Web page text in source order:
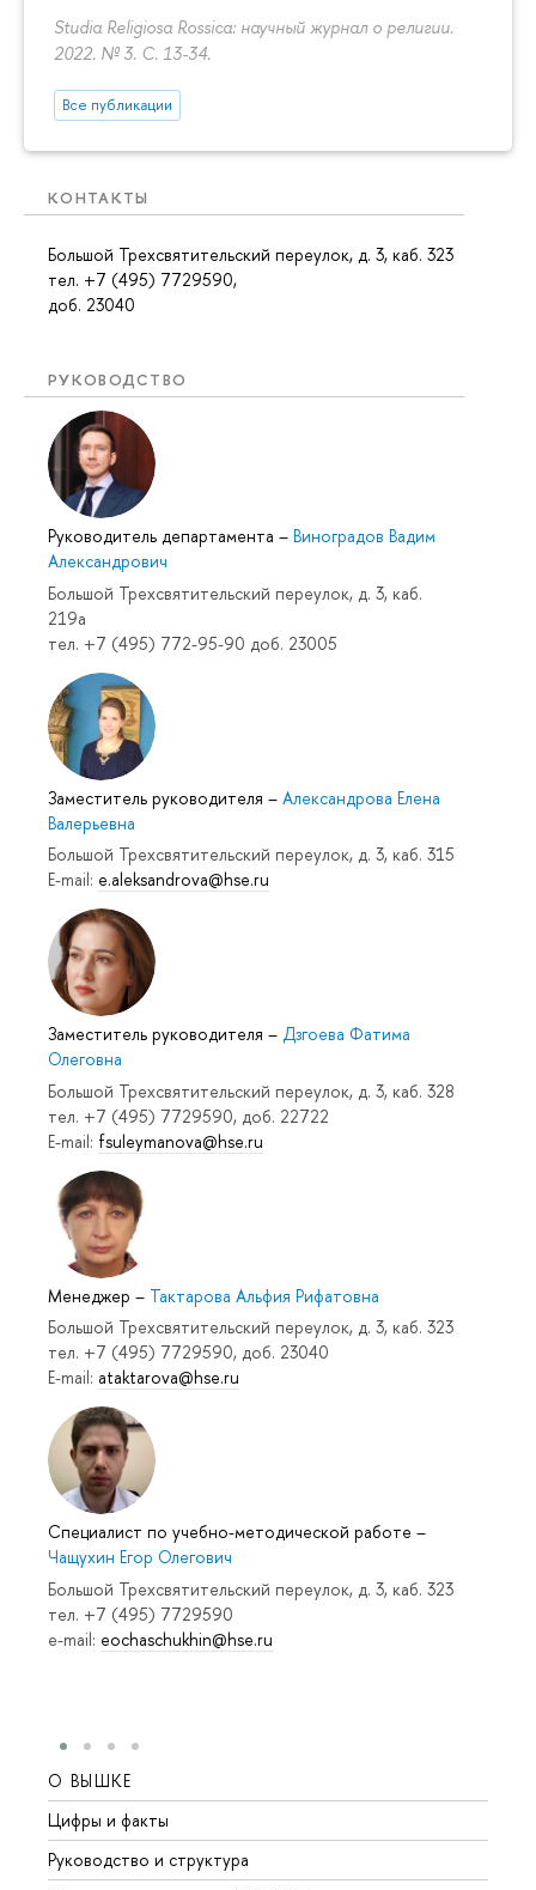
Studia Religiosa Rossica: научный журнал о религии.
2022. № 3. С. 13-34.
Все публикации
КОНТАКТЫ
Большой Трехсвятительский переулок, д. 3, каб. 323
тел. +7 (495) 7729590,
доб. 23040
РУКОВОДСТВО
Руководитель департамента – Виноградов Вадим
Александрович
Большой Трехсвятительский переулок, д. 3, каб.
219a
тел. +7 (495) 772-95-90 доб. 23005
Заместитель руководителя – Александрова Елена
Валерьевна
Большой Трехсвятительский переулок, д. 3, каб. 315
E-mail: e.aleksandrova@hse.ru
Заместитель руководителя – Дзгоева Фатима
Олеговна
Большой Трехсвятительский переулок, д. 3, каб. 328
тел. +7 (495) 7729590, доб. 22722
E-mail: fsuleymanova@hse.ru
Менеджер – Тактарова Альфия Рифатовна
Большой Трехсвятительский переулок, д. 3, каб. 323
тел. +7 (495) 7729590, доб. 23040
E-mail: ataktarova@hse.ru
Специалист по учебно-методической работе –
Чащухин Егор Олегович
Большой Трехсвятительский переулок, д. 3, каб. 323
тел. +7 (495) 7729590
e-mail: eochaschukhin@hse.ru
О ВЫШКЕ
Цифры и факты
Руководство и структура